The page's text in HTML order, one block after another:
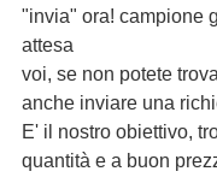
"invia" ora! campione
attesa
voi, se non potete
anche inviare una
E' il nostro obiettivo,
quantità e a buon